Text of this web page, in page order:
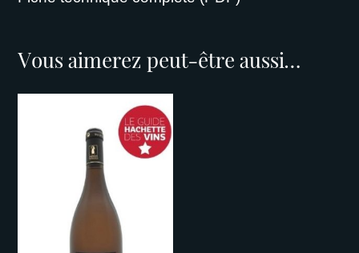
Vous aimerez peut-être aussi…